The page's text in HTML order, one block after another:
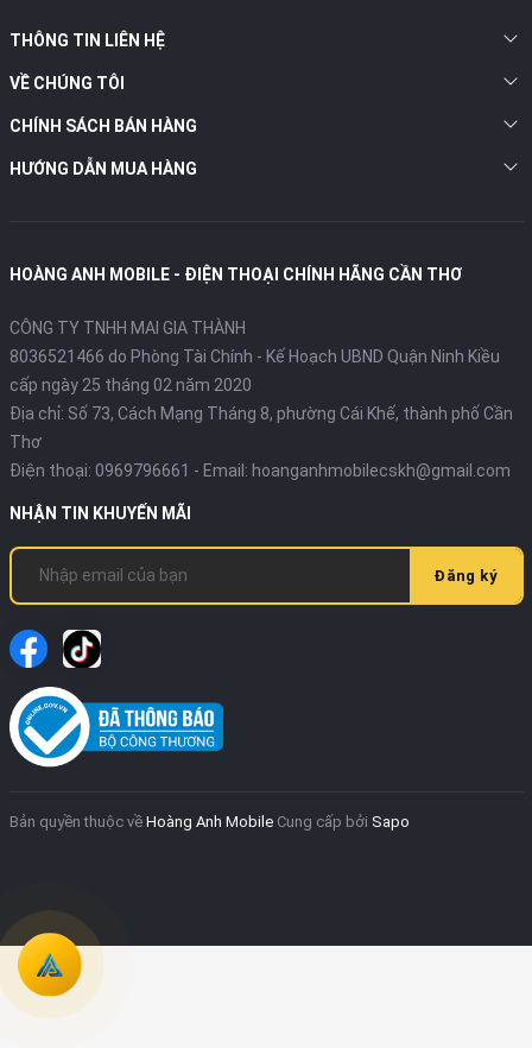
THÔNG TIN LIÊN HỆ
VỀ CHÚNG TÔI
CHÍNH SÁCH BÁN HÀNG
HƯỚNG DẪN MUA HÀNG
HOÀNG ANH MOBILE - ĐIỆN THOẠI CHÍNH HÃNG CẦN THƠ
CÔNG TY TNHH MAI GIA THÀNH
8036521466 do Phòng Tài Chính - Kế Hoạch UBND Quận Ninh Kiều
cấp ngày 25 tháng 02 năm 2020
Địa chỉ: Số 73, Cách Mạng Tháng 8, phường Cái Khế, thành phố Cần
Thơ
Điện thoại: 0969796661 - Email: hoanganhmobilecskh@gmail.com
NHẬN TIN KHUYẾN MÃI
Đăng ký
Bản quyền thuộc về Hoàng Anh Mobile Cung cấp bởi Sapo